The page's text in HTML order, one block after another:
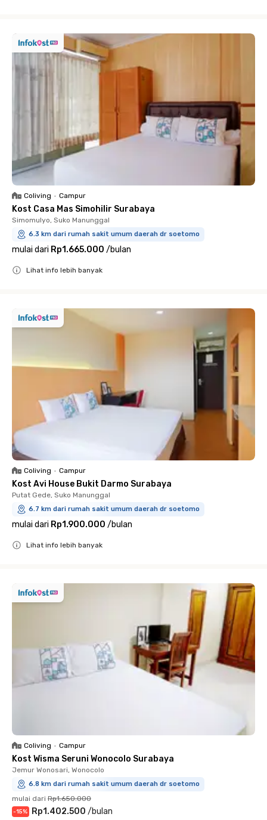
Coliving • Campur
Kost Casa Mas Simohilir Surabaya
Simomulyo, Suko Manunggal
6.3 km dari rumah sakit umum daerah dr soetomo
mulai dari Rp1.665.000 /bulan
Lihat info lebih banyak
Coliving • Campur
Kost Avi House Bukit Darmo Surabaya
Putat Gede, Suko Manunggal
6.7 km dari rumah sakit umum daerah dr soetomo
mulai dari Rp1.900.000 /bulan
Lihat info lebih banyak
Coliving • Campur
Kost Wisma Seruni Wonocolo Surabaya
Jemur Wonosari, Wonocolo
6.8 km dari rumah sakit umum daerah dr soetomo
mulai dari Rp1.650.000
-15% Rp1.402.500 /bulan